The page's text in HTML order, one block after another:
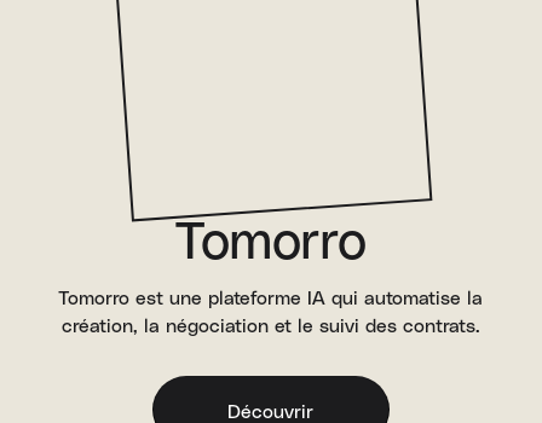
Tomorro
Tomorro est une plateforme IA qui automatise la
création, la négociation et le suivi des contrats.
Découvrir